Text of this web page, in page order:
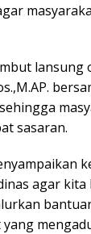
lansung
sasaran.
agar